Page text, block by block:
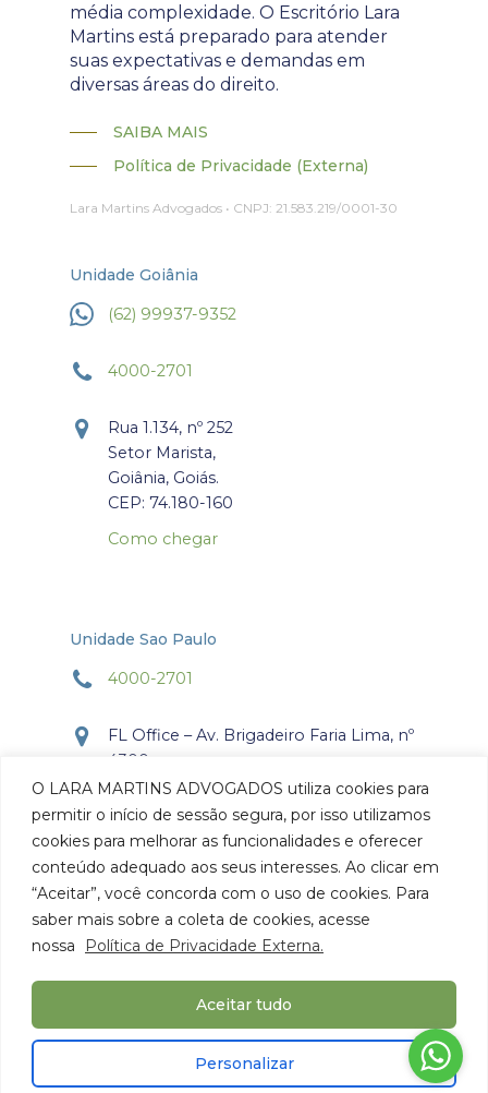
O LARA MARTINS ADVOGADOS utiliza cookies para
permitir o início de sessão segura, por isso utilizamos
cookies para melhorar as funcionalidades e oferecer
conteúdo adequado aos seus interesses. Ao clicar em
“Aceitar”, você concorda com o uso de cookies. Para
saber mais sobre a coleta de cookies, acesse
nossa
Política de Privacidade Externa.
Personalizar
Aceitar tudo
média complexidade. O Escritório Lara
Martins está preparado para atender
suas expectativas e demandas em
diversas áreas do direito.
SAIBA MAIS
Política de Privacidade (Externa)
Lara Martins Advogados • CNPJ: 21.583.219/0001-30
Unidade Goiânia
(62) 99937-9352
4000-2701
Rua 1.134, nº 252
Setor Marista,
Goiânia, Goiás.
CEP: 74.180-160
Como chegar
Unidade Sao Paulo
4000-2701
FL Office – Av. Brigadeiro Faria Lima, nº
4300
Torre Office – Sala 804
Itaim Bibi, São Paulo, SP.
CEP: 04.538-132
Como chegar